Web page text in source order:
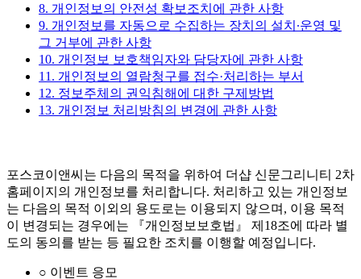
8. 개인정보의 안전성 확보조치에 관한 사항
9. 개인정보를 자동으로 수집하는 장치의 설치∙운영 및
그 거부에 관한 사항
10. 개인정보 보호책임자와 담당자에 관한 사항
11. 개인정보의 열람청구를 접수·처리하는 부서
12. 정보주체의 권익침해에 대한 구제방법
13. 개인정보 처리방침의 변경에 관한 사항
포스코이앤씨는 다음의 목적을 위하여 더샵 신문그리니티 2차
홈페이지의 개인정보를 처리합니다. 처리하고 있는 개인정보
는 다음의 목적 이외의 용도로는 이용되지 않으며, 이용 목적
이 변경되는 경우에는 『개인정보보호법』 제18조에 따라 별
도의 동의를 받는 등 필요한 조치를 이행할 예정입니다.
○ 이벤트 응모